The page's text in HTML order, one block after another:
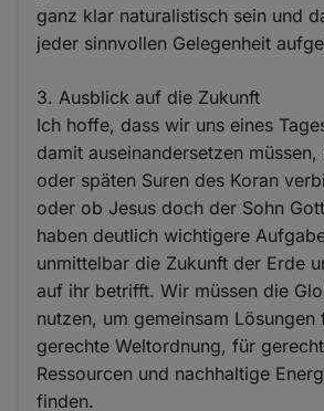
ganz klar naturalistisch sein und
jeder sinnvollen Gelegenheit
3. Ausblick auf die Zukunft
Ich hoffe, dass wir uns eines
damit auseinandersetzen
oder späten Suren des Koran
oder ob Jesus doch der Sohn
haben deutlich wichtigere
unmittelbar die Zukunft der Erde
auf ihr betrifft. Wir müssen die
nutzen, um gemeinsam Lösungen
gerechte Weltordnung, für
Ressourcen und nachhaltige
finden.